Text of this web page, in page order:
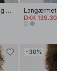
Langærmet top med struktur og drapering
DKK 139.30
-30%